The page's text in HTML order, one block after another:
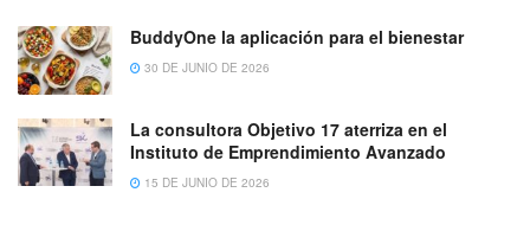
BuddyOne la aplicación para el bienestar
30 DE JUNIO DE 2026
La consultora Objetivo 17 aterriza en el
Instituto de Emprendimiento Avanzado
15 DE JUNIO DE 2026